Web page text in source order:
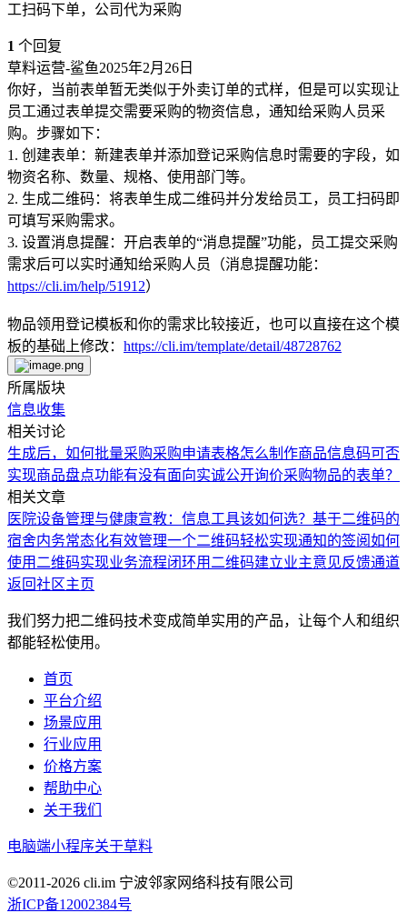
工扫码下单，公司代为采购
1 个回复
草料运营-鲨鱼2025年2月26日
你好，当前表单暂无类似于外卖订单的式样，但是可以实现让
员工通过表单提交需要采购的物资信息，通知给采购人员采
购。步骤如下：
1. 创建表单：新建表单并添加登记采购信息时需要的字段，如
物资名称、数量、规格、使用部门等。
2. 生成二维码：将表单生成二维码并分发给员工，员工扫码即
可填写采购需求。
3. 设置消息提醒：开启表单的“消息提醒”功能，员工提交采购
需求后可以实时通知给采购人员（消息提醒功能：
https://cli.im/help/51912）
物品领用登记模板和你的需求比较接近，也可以直接在这个模
板的基础上修改： https://cli.im/template/detail/48728762
所属版块
信息收集
相关讨论
生成后，如何批量采购采购申请表格怎么制作商品信息码可否
实现商品盘点功能有没有面向实诚公开询价采购物品的表单？
相关文章
医院设备管理与健康宣教：信息工具该如何选？ 基于二维码的
宿舍内务常态化有效管理一个二维码轻松实现通知的签阅如何
使用二维码实现业务流程闭环用二维码建立业主意见反馈通道
返回社区主页
我们努力把二维码技术变成简单实用的产品，让每个人和组织
都能轻松使用。
首页
平台介绍
场景应用
行业应用
价格方案
帮助中心
关于我们
电脑端小程序关于草料
©2011-2026 cli.im 宁波邻家网络科技有限公司
浙ICP备12002384号